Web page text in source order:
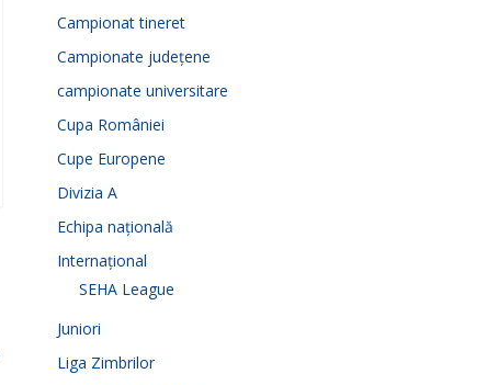
Campionat tineret
Campionate județene
campionate universitare
Cupa României
Cupe Europene
Divizia A
Echipa națională
Internațional
SEHA League
Juniori
Liga Zimbrilor